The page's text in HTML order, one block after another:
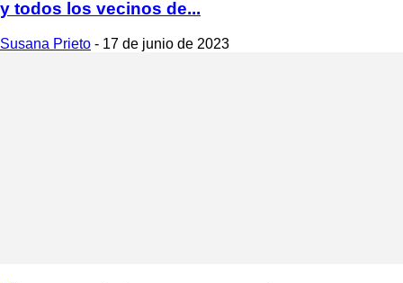
y todos los vecinos de...
Susana Prieto - 17 de junio de 2023